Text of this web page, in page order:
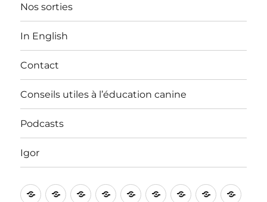
Nos sorties
In English
Contact
Conseils utiles à l’éducation canine
Podcasts
Igor
Bienvenue
VidéosApprentissages
Nos In ContactConseilsPodcasts
Igor